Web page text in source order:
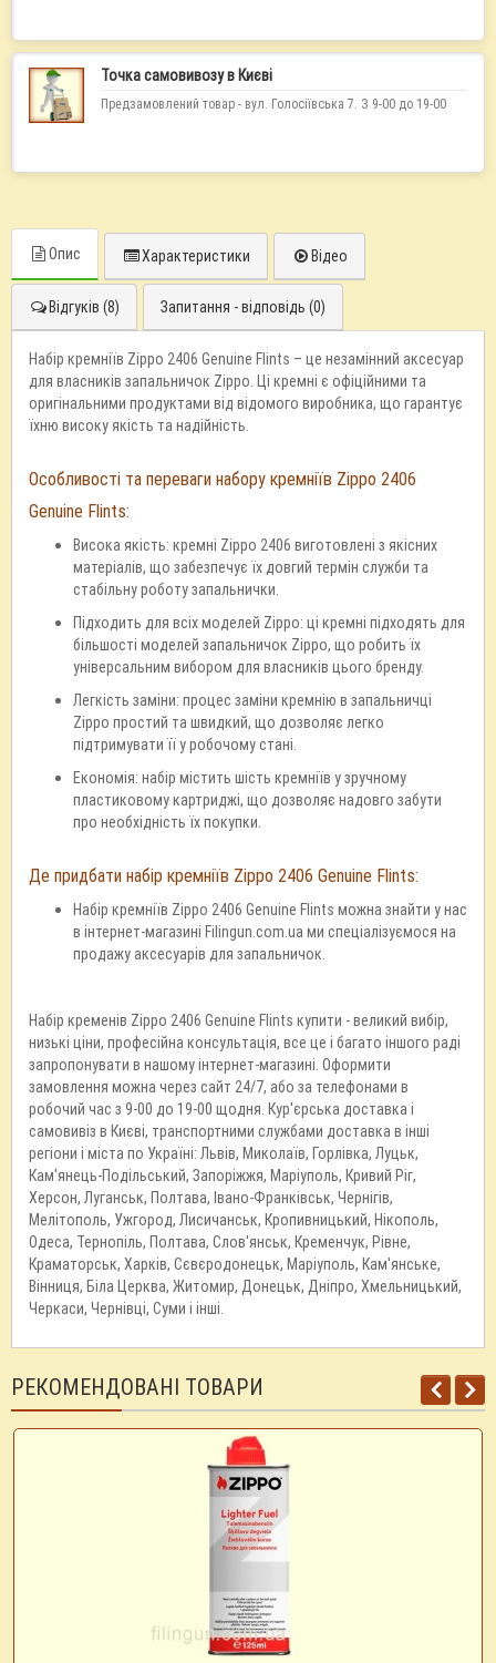
Точка самовивозу в Києві
Предзамовлений товар - вул. Голосіївська 7. З 9-00 до 19-00
Опис Характеристики Відео
Відгуків (8) Запитання - відповідь (0)
Набір кремніїв Zippo 2406 Genuine Flints – це незамінний аксесуар
для власників запальничок Zippo. Ці кремні є офіційними та
оригінальними продуктами від відомого виробника, що гарантує
їхню високу якість та надійність.
Особливості та переваги набору кремніїв Zippo 2406
Genuine Flints:
Висока якість: кремні Zippo 2406 виготовлені з якісних
матеріалів, що забезпечує їх довгий термін служби та
стабільну роботу запальнички.
Підходить для всіх моделей Zippo: ці кремні підходять для
більшості моделей запальничок Zippo, що робить їх
універсальним вибором для власників цього бренду.
Легкість заміни: процес заміни кремнію в запальничці
Zippo простий та швидкий, що дозволяє легко
підтримувати її у робочому стані.
Економія: набір містить шість кремніїв у зручному
пластиковому картриджі, що дозволяє надовго забути
про необхідність їх покупки.
Де придбати набір кремніїв Zippo 2406 Genuine Flints:
Набір кремніїв Zippo 2406 Genuine Flints можна знайти у нас
в інтернет-магазині Filingun.com.ua ми спеціалізуємося на
продажу аксесуарів для запальничок.
Набір кременів Zippo 2406 Genuine Flints купити - великий вибір,
низькі ціни, професійна консультація, все це і багато іншого раді
запропонувати в нашому інтернет-магазині. Оформити
замовлення можна через сайт 24/7, або за телефонами в
робочий час з 9-00 до 19-00 щодня. Кур'єрська доставка і
самовивіз в Києві, транспортними службами доставка в інші
регіони і міста по Україні: Львів, Миколаїв, Горлівка, Луцьк,
Кам'янець-Подільський, Запоріжжя, Маріуполь, Кривий Ріг,
Херсон, Луганськ, Полтава, Івано-Франківськ, Чернігів,
Мелітополь, Ужгород, Лисичанськ, Кропивницький, Нікополь,
Одеса, Тернопіль, Полтава, Слов'янськ, Кременчук, Рівне,
Краматорськ, Харків, Сєвєродонецьк, Маріуполь, Кам'янське,
Вінниця, Біла Церква, Житомир, Донецьк, Дніпро, Хмельницький,
Черкаси, Чернівці, Суми і інші.
РЕКОМЕНДОВАНІ ТОВАРИ